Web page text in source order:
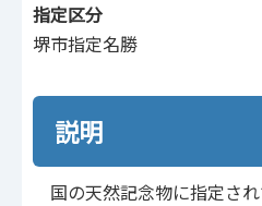
指定区分
堺市指定名勝
説明
国の天然記念物に指定さ